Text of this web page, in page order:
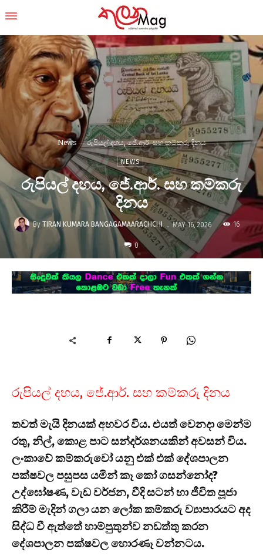
News රුපියල් දහය, ජේ.ආර්. සහ කම්කරු දිනය
NEWS
රුපියල් දහය, ජේ.ආර්. සහ කම්කරු
දිනය
By TIRAN KUMARA BANGAGAMAARACHCHI - MAY 16, 2026 16
0
රුපියල් දහය, ජේ.ආර්. සහ කම්කරු දිනය
තවත් මැයි දිනයක් අහවර විය. එයත් වෙනදා මෙන්ම
රතු, නිල්, කොළ පාට සන්දර්ශනයකින් අවසන් විය.
ලංකාවේ කම්කරුවෝ යනු එක් එක් දේශපාලන
පක්ෂවල පසුපස යමින් කෑ කෝ ගසන්නෝද?
උද්ඝෝෂණ, වැඩ වර්ජන, වීදි සටන් හා ජීවිත පූජා
කිරීම් මැදින් ගලා යන ලෝක කම්කරු ව්‍යාපාරයට අද
සිද්ධ වී ඇත්තේ හාම්පුතුන්ව නඩත්තු කරන
දේශපාලන පක්ෂවල හොරණෑ වන්නටය.